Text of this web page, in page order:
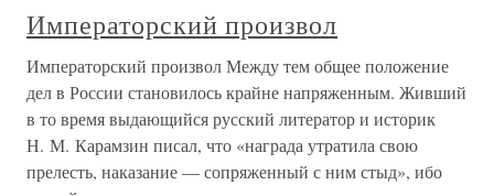
Императорский произвол
Императорский произвол Между тем общее положение
дел в России становилось крайне напряженным. Живший
в то время выдающийся русский литератор и историк
Н. М. Карамзин писал, что «награда утратила свою
прелесть, наказание — сопряженный с ним стыд», ибо